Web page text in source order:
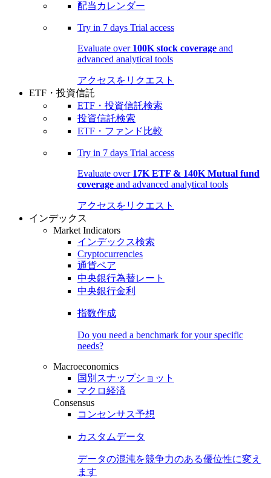
配当カレンダー
Try in 7 days Trial access
Evaluate over 100K stock coverage and
advanced analytical tools
アクセスをリクエスト
ETF・投資信託
ETF・投資信託検索
投資信託検索
ETF・ファンド比較
Try in 7 days Trial access
Evaluate over 17K ETF & 140K Mutual fund
coverage and advanced analytical tools
アクセスをリクエスト
インデックス
Market Indicators
インデックス検索
Cryptocurrencies
通貨ペア
中央銀行為替レート
中央銀行金利
指数作成
Do you need a benchmark for your specific
needs?
Macroeconomics
国別スナップショット
マクロ経済
Consensus
コンセンサス予想
カスタムデータ
データの混沌を競争力のある優位性に変え
ます